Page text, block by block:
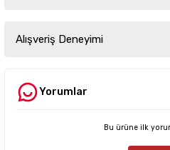
yetersiz gördüğünüz noktaları öneri
iletebilirsiniz.
Ürün resmi kalitesiz, bozuk veya
Alışveriş Deneyimi
Deneyimini
Yorumlar
Bu ürüne ilk